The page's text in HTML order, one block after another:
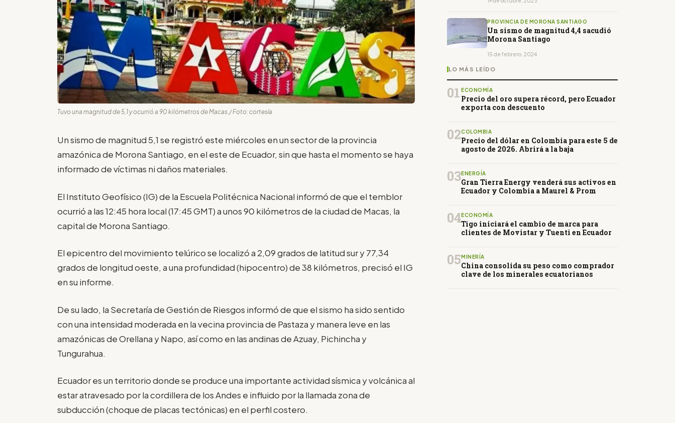
Tuvo una magnitud de 5,1 y ocurrió a 90 kilómetros de Macas./ Foto: cortesía
Un sismo de magnitud 5,1 se registró este miércoles en un sector de la provincia
amazónica de Morona Santiago, en el este de Ecuador, sin que hasta el momento se haya
informado de víctimas ni daños materiales.
El Instituto Geofísico (IG) de la Escuela Politécnica Nacional informó de que el temblor
ocurrió a las 12:45 hora local (17:45 GMT) a unos 90 kilómetros de la ciudad de Macas, la
capital de Morona Santiago.
El epicentro del movimiento telúrico se localizó a 2,09 grados de latitud sur y 77,34
grados de longitud oeste, a una profundidad (hipocentro) de 38 kilómetros, precisó el IG
en su informe.
De su lado, la Secretaría de Gestión de Riesgos informó de que el sismo ha sido sentido
con una intensidad moderada en la vecina provincia de Pastaza y manera leve en las
amazónicas de Orellana y Napo, así como en las andinas de Azuay, Pichincha y
Tungurahua.
Ecuador es un territorio donde se produce una importante actividad sísmica y volcánica al
estar atravesado por la cordillera de los Andes e influido por la llamada zona de
subducción (choque de placas tectónicas) en el perfil costero.
PROVINCIA DE MORONA SANTIAGO
Un sismo de magnitud 4,4 sacudió
Morona Santiago
15 de febrero, 2024
LO MÁS LEÍDO
01 ECONOMÍA
Precio del oro supera récord, pero Ecuador
exporta con descuento
02COLOMBIA
Precio del dólar en Colombia para este 5 de
agosto de 2026. Abrirá a la baja
03ENERGÍA
Gran Tierra Energy venderá sus activos en
Ecuador y Colombia a Maurel & Prom
04ECONOMÍA
Tigo iniciará el cambio de marca para
clientes de Movistar y Tuenti en Ecuador
05 MINERÍA
China consolida su peso como comprador
clave de los minerales ecuatorianos